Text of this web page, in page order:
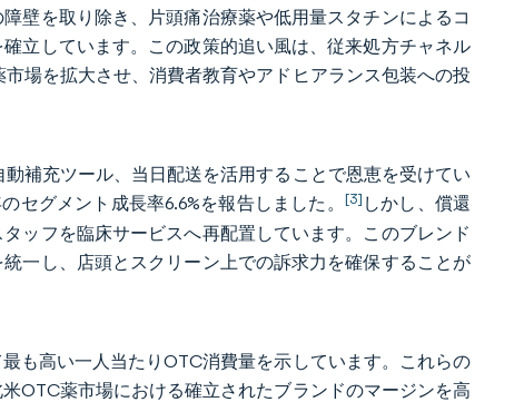
壁を取り除き、片頭痛治療薬や低用量スタチンによるコ
立しています。この政策的追い風は、従来処方チャネル
場を拡大させ、消費者教育やアドヒアランス包装への投
補充ツール、当日配送を活用することで恩恵を受けてい
セグメント成長率6.6%を報告しました。 [3] しかし、償還
ッフを臨床サービスへ再配置しています。このブレンド
一し、店頭とスクリーン上での訴求力を確保することが
も高い一人当たりOTC消費量を示しています。これらの
OTC薬市場における確立されたブランドのマージンを高